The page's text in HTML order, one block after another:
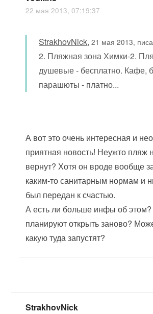
22 мая 2013, 07:19:37
StrakhovNick,21 мая 2013,
2. Пляжная зона Химки-2.
душевые - бесплатно. Кафе,
парашюты - платно...
А вот это очень интересная и
приятная новость! Неужто пляж
вернут? Хотя он вроде вообще
каким-то санитарным нормам и
был передан к счастью.
А есть ли больше инфы об этом?
планируют открыть заново?
какую туда запустят?
StrakhovNick